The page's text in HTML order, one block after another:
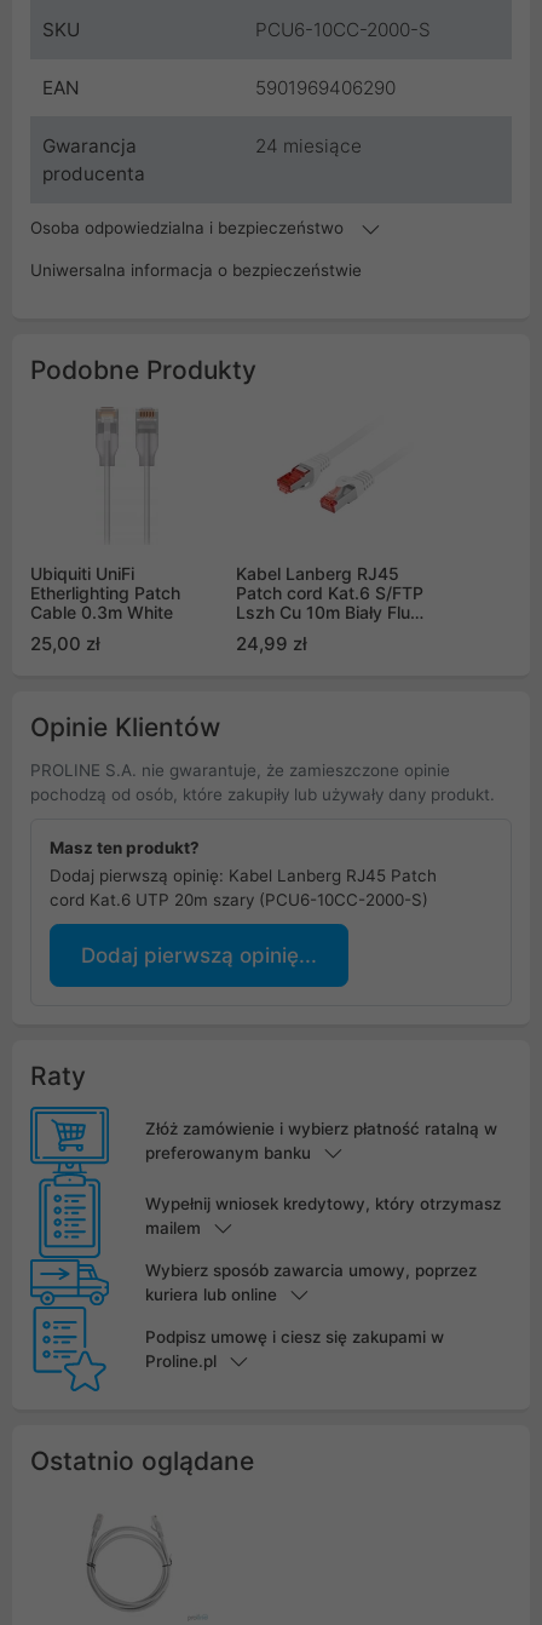
SKU PCU6-10CC-2000-S
EAN 5901969406290
Gwarancja
producenta
24 miesiące
Osoba odpowiedzialna i bezpieczeństwo
Uniwersalna informacja o bezpieczeństwie
Podobne Produkty
Ubiquiti UniFi
Etherlighting Patch
Cable 0.3m White
25,00 zł
Kabel Lanberg RJ45
Patch cord Kat.6 S/FTP
Lszh Cu 10m Biały Fluke
Passed
24,99 zł
Opinie Klientów
PROLINE S.A. nie gwarantuje, że zamieszczone opinie
pochodzą od osób, które zakupiły lub używały dany produkt.
Masz ten produkt?
Dodaj pierwszą opinię: Kabel Lanberg RJ45 Patch
cord Kat.6 UTP 20m szary (PCU6-10CC-2000-S)
Dodaj pierwszą opinię...
Raty
Złóż zamówienie i wybierz płatność ratalną w
preferowanym banku
Wypełnij wniosek kredytowy, który otrzymasz
mailem
Wybierz sposób zawarcia umowy, poprzez
kuriera lub online
Podpisz umowę i ciesz się zakupami w
Proline.pl
Ostatnio oglądane